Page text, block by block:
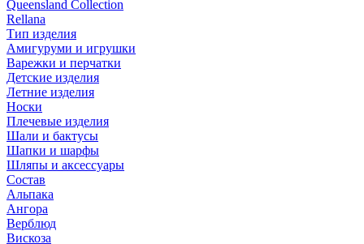
Queensland Collection
Rellana
Тип изделия
Амигуруми и игрушки
Варежки и перчатки
Детские изделия
Летние изделия
Носки
Плечевые изделия
Шали и бактусы
Шапки и шарфы
Шляпы и аксессуары
Состав
Альпака
Ангора
Верблюд
Вискоза